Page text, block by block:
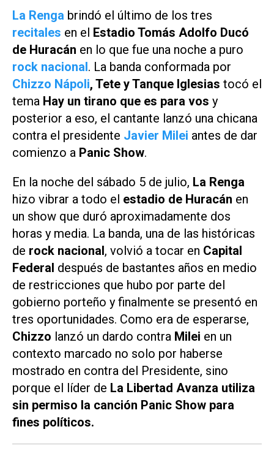
La Renga brindó el último de los tres
recitales en el Estadio Tomás Adolfo Ducó
de Huracán en lo que fue una noche a puro
rock nacional. La banda conformada por
Chizzo Nápoli, Tete y Tanque Iglesias tocó el
tema Hay un tirano que es para vos y
posterior a eso, el cantante lanzó una chicana
contra el presidente Javier Milei antes de dar
comienzo a Panic Show.
En la noche del sábado 5 de julio, La Renga
hizo vibrar a todo el estadio de Huracán en
un show que duró aproximadamente dos
horas y media. La banda, una de las históricas
de rock nacional, volvió a tocar en Capital
Federal después de bastantes años en medio
de restricciones que hubo por parte del
gobierno porteño y finalmente se presentó en
tres oportunidades. Como era de esperarse,
Chizzo lanzó un dardo contra Milei en un
contexto marcado no solo por haberse
mostrado en contra del Presidente, sino
porque el líder de La Libertad Avanza utiliza
sin permiso la canción Panic Show para
fines políticos.